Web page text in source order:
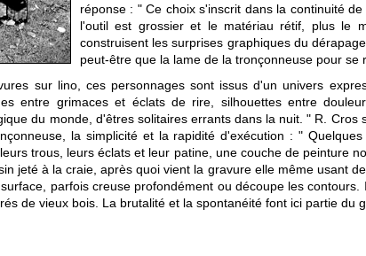
réponse : " Ce choix s'inscrit dans la continuité
l'outil est grossier et le matériau rétif, plus le
construisent les surprises graphiques du
peut-être que la lame de la tronçonneuse pour se
sur lino, ces personnages sont issus d'un univers
entre grimaces et éclats de rire, silhouettes entre
du monde, d'êtres solitaires errants dans la nuit. " R. Cros
la simplicité et la rapidité d'exécution : "
trous, leurs éclats et leur patine, une couche de peinture
jeté à la craie, après quoi vient la gravure elle même usant
parfois creuse profondément ou découpe les
de vieux bois. La brutalité et la spontanéité font ici partie du